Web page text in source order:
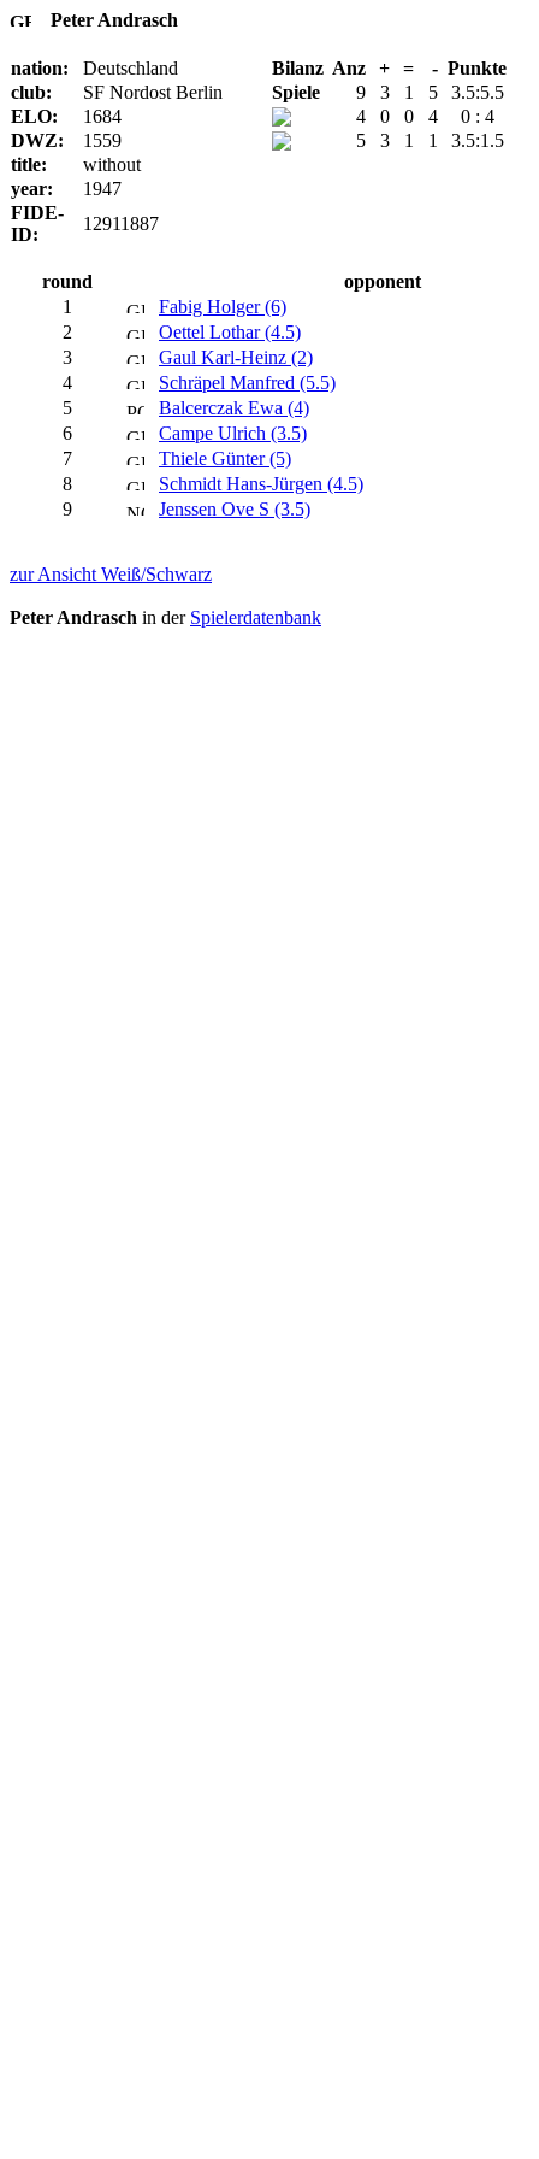
Peter Andrasch
nation: Deutschland Bilanz Anz + = - Punkte
club:
SF Nordost Berlin Spiele 9 3 1 5
3.5:5.5
ELO:
1684 4 0 0 4
0 : 4
DWZ:
1559 5 3 1 1
3.5:1.5
title:
without
year:
1947
FIDE-
ID:
12911887
round
opponent
1
Fabig Holger (6)
2
Oettel Lothar (4.5)
3
Gaul Karl-Heinz (2)
4
Schräpel Manfred (5.5)
5
Balcerczak Ewa (4)
6
Campe Ulrich (3.5)
7
Thiele Günter (5)
8
Schmidt Hans-Jürgen (4.5)
9
Jenssen Ove S (3.5)
zur Ansicht Weiß/Schwarz
Peter Andrasch in der Spielerdatenbank